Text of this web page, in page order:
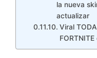
la nueva
actualizar
Viral
FORTNITE